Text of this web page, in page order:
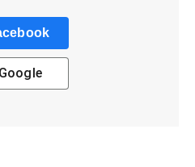
Google